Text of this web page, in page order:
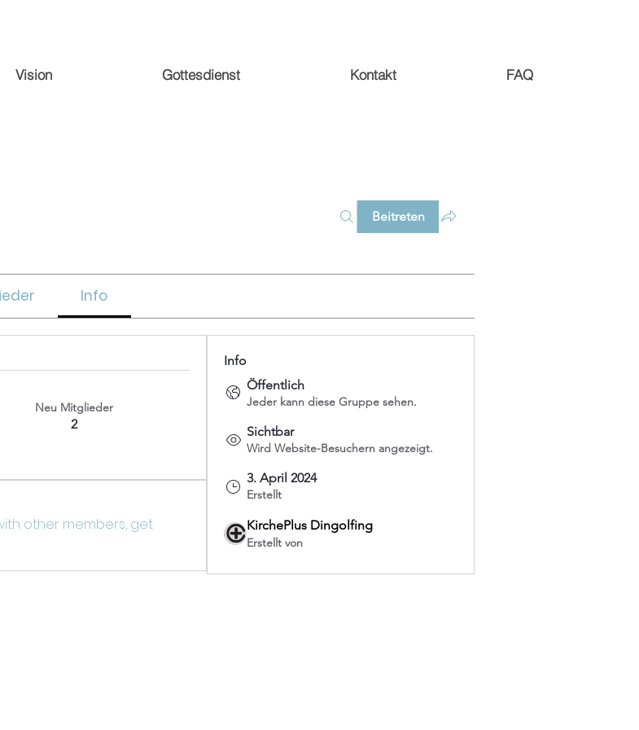
Vision Gottesdienst Kontakt FAQ
Beitreten
Info
Neu Mitglieder
2
other members, get
Info
Öffentlich
Jeder kann diese Gruppe sehen.
Sichtbar
Wird Website-Besuchern angezeigt.
3. April 2024
Erstellt
KirchePlus Dingolfing
Erstellt von